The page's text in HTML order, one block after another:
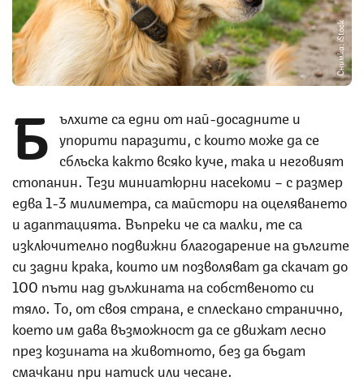
Снимка: iStock
Б ълхите са едни от най-досадните и
упорити паразити, с които може да се
сблъска както всяко куче, така и неговият
стопанин. Тези миниатюрни насекоми – с размер
едва 1-3 милиметра, са майстори на оцеляването
и адаптацията. Въпреки че са малки, те са
изключително подвижни благодарение на дългите
си задни крака, които им позволяват да скачат до
100 пъти над дължината на собственото си
тяло. То, от своя страна, е сплескано странично,
което им дава възможност да се движат лесно
през козината на животното, без да бъдат
смачкани при натиск или чесане.